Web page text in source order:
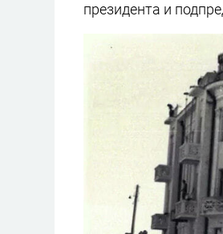
президента и